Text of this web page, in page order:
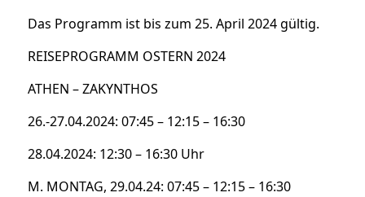
Das Programm ist bis zum 25. April 2024 gültig.
REISEPROGRAMM OSTERN 2024
ATHEN – ZAKYNTHOS
26.-27.04.2024: 07:45 – 12:15 – 16:30
28.04.2024: 12:30 – 16:30 Uhr
M. MONTAG, 29.04.24: 07:45 – 12:15 – 16:30